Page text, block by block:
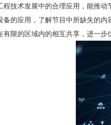
程技术发展中的合理应用，能推
备的应用，了解节目中所缺失的
有限的区域内的相互共享，进一